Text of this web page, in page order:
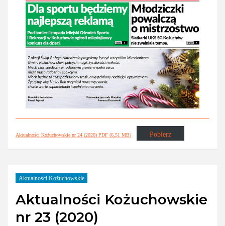
Aktualności Kożuchowskie nr 24 (2020) PDF (6,51 MB) Pobierz
Aktualności Kożuchowskie
Aktualności Kożuchowskie
nr 23 (2020)